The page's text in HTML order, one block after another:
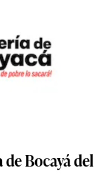
Bocayá del